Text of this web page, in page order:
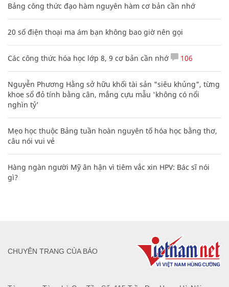
Bảng công thức đạo hàm nguyên hàm cơ bản cần nhớ
20 số điện thoại ma ám bạn không bao giờ nên gọi
Các công thức hóa học lớp 8, 9 cơ bản cần nhớ 106
Nguyễn Phương Hằng sở hữu khối tài sản "siêu khủng", từng
khoe sổ đỏ tính bằng cân, mắng cựu mẫu 'không có nổi
nghìn tỷ'
Mẹo học thuộc Bảng tuần hoàn nguyên tố hóa học bằng thơ,
câu nói vui vẻ
Hàng ngàn người Mỹ ân hận vì tiêm vắc xin HPV: Bác sĩ nói
gì?
CHUYÊN TRANG CỦA BÁO